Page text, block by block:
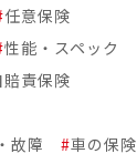
任意保険
性能・スペック
賠責保険
故障 #車の保険